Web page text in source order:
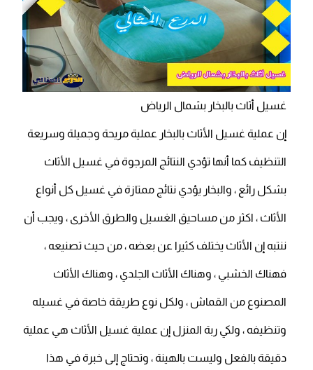
غسيل أثاث بالبخار بشمال الرياض
إن عملية غسيل الأثاث بالبخار عملية مريحة وجميلة وسريعة
التنظيف كما أنها تؤدي النتائج المرجوة في غسيل الأثاث
بشكل رائع ، والبخار يؤدي نتائج ممتازة في غسيل كل أنواع
الأثاث ، اكثر من مساحيق الغسيل والطرق الأخرى ، ويجب أن
ننتبه إن الأثاث يختلف كثيرا عن بعضه ، من حيث تصنيعه ،
فهناك الخشبي ، وهناك الأثاث الجلدي ، وهناك الأثاث
المصنوع من القماش ، ولكل نوع طريقة خاصة في غسيله
وتنظيفه ، ولكي ربة المنزل إن عملية غسيل الأثاث هي عملية
دقيقة بالفعل وليست بالهينة ، وتحتاج إلى خبرة في هذا